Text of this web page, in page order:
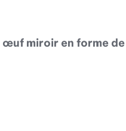
œuf miroir en forme de